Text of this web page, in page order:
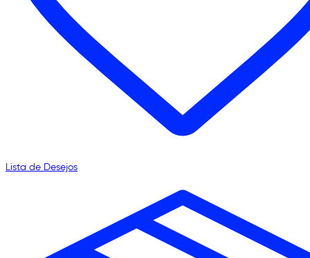
Lista de Desejos